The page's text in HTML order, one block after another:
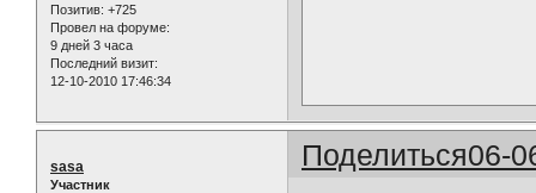
Позитив: +725
Провел на форуме:
9 дней 3 часа
Последний визит:
12-10-2010 17:46:34
Поделиться06-
sasa
Участник